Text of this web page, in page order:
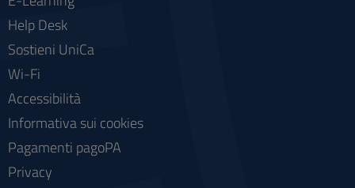
Help Desk
Sostieni UniCa
Wi-Fi
Accessibilità
Informativa sui cookies
Pagamenti pagoPA
Privacy